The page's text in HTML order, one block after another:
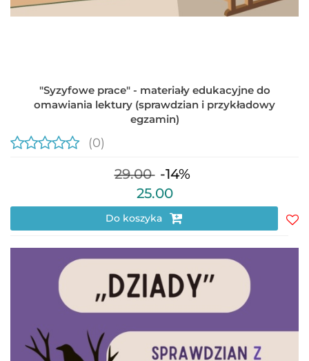
"Syzyfowe prace" - materiały edukacyjne do
omawiania lektury (sprawdzian i przykładowy
egzamin)
(0)
29.00 -14%
25.00
Do koszyka